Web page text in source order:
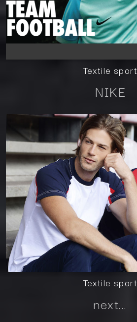
Textile sport
NIKE
Textile sport
next...